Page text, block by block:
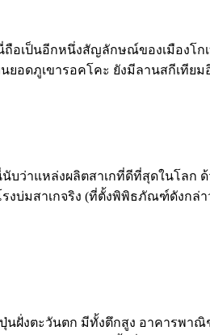
อเป็นอีกหนึ่งสัญลักษณ์ของเมืองโ
อดภูเขารอคโคะ ยังมีลานสกีเทียม
ว่าแหล่งผลิตสาเกที่ดีที่สุดในโลก
บ่มสาเกจริง (ที่ตั้งพิพิธภัณฑ์ดังกล่
นฝั่งตะวันตก มีทั้งตึกสูง อาคารพา